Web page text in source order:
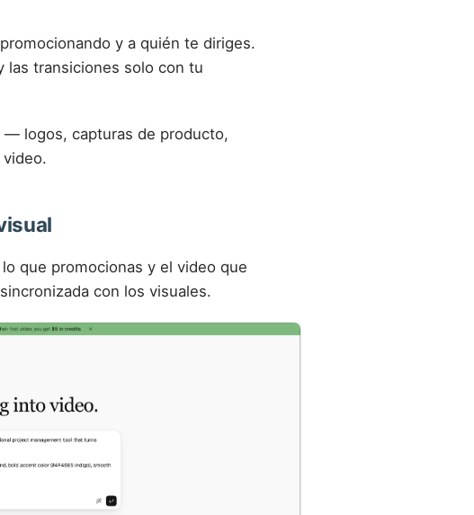
y a quién te diriges.
las transiciones solo con tu
— logos, capturas de producto,
que promocionas y el video que
con los visuales.